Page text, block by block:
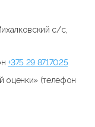
с/с,
+375 29 8717025
(телефон